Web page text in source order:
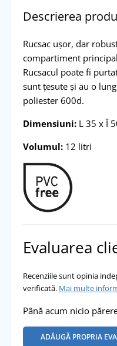
Descrierea
Rucsac ușor, dar
compartiment
Rucsacul poate fi
sunt țesute și au o
poliester 600d.
Dimensiuni:L 35 x Î
Volumul:12 litri
Evaluarea
Recenziile sunt opinia
verificată. Mai multe
Până acum nicio
ADĂUGĂ PROPRIA